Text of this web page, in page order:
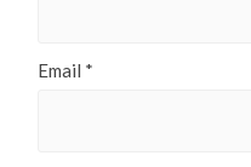
Email *